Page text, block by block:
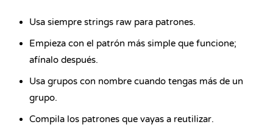
Usa siempre strings raw para patrones.
Empieza con el patrón más simple que funcione;
afínalo después.
Usa grupos con nombre cuando tengas más de un
grupo.
Compila los patrones que vayas a reutilizar.